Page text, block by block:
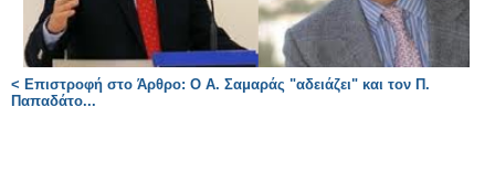
< Επιστροφή στο Άρθρο: O A. Σαμαράς "αδειάζει" και τον Π.
Παπαδάτο...